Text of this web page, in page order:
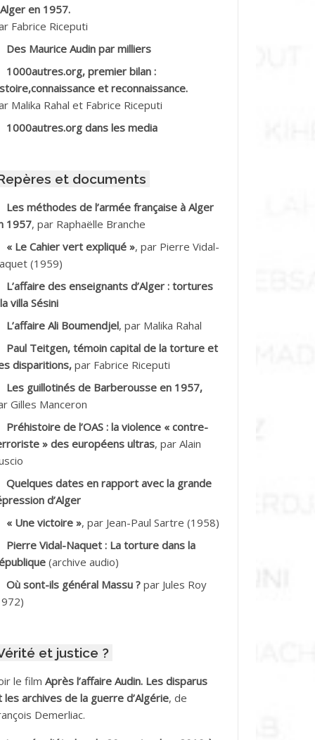
Kouider
Ahmed dit le Coiffeur
Mohamed
Salah *
M.*
Ali
Tahar
Ramdane *
Baghdad*
Boualem*
Rachid
Omar *
Vve AIT SAADA
Mohamed Akli
en 1957.
Fabrice Riceputi
Des Maurice Audin par milliers
1000autres.org, premier bilan :
et reconnaissance.
Malika Rahal et Fabrice Riceputi
1000autres.org dans les media
et documents
Les méthodes de l’armée française à Alger
1957, par Raphaëlle Branche
« Le Cahier vert expliqué », par Pierre Vidal-
(1959)
L’affaire des enseignants d’Alger : tortures
villa Sésini
L’affaire Ali Boumendjel, par Malika Rahal
Paul Teitgen, témoin capital de la torture et
disparitions, par Fabrice Riceputi
Les guillotinés de Barberousse en 1957,
Gilles Manceron
Préhistoire de l’OAS : la violence « contre-
» des européens ultras, par Alain
Quelques dates en rapport avec la grande
d’Alger
« Une victoire », par Jean-Paul Sartre (1958)
Pierre Vidal-Naquet : La torture dans la
(archive audio)
Où sont-ils général Massu ? par Jules Roy
et justice ?
le film Après l’affaire Audin. Les disparus
les archives de la guerre d’Algérie, de
Demerliac.